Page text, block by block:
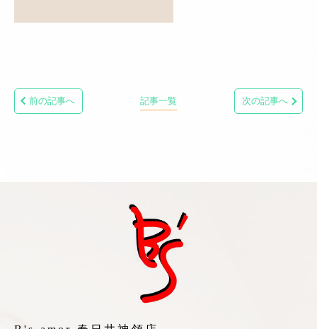
前の記事へ 記事一覧 次の記事へ